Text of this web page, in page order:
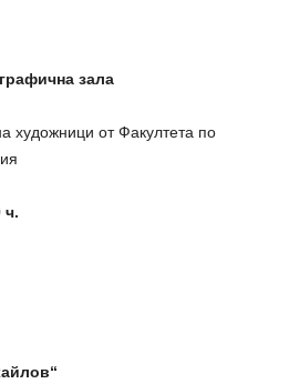
зала
художници от Факултета по
ч.